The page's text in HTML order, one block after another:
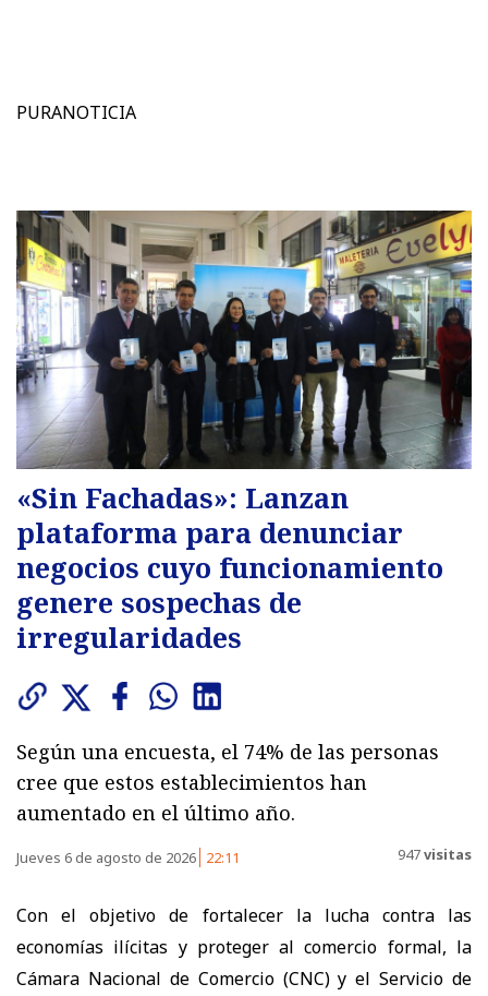
PURANOTICIA
«Sin Fachadas»: Lanzan
plataforma para denunciar
negocios cuyo funcionamiento
genere sospechas de
irregularidades
Según una encuesta, el 74% de las personas
cree que estos establecimientos han
aumentado en el último año.
Jueves 6 de agosto de 2026 22:11 947visitas
Con el objetivo de fortalecer la lucha contra las
economías ilícitas y proteger al comercio formal, la
Cámara Nacional de Comercio (CNC) y el Servicio de